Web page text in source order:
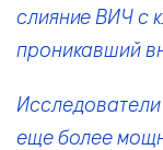
слияние ВИЧ с
проникавший
еще более